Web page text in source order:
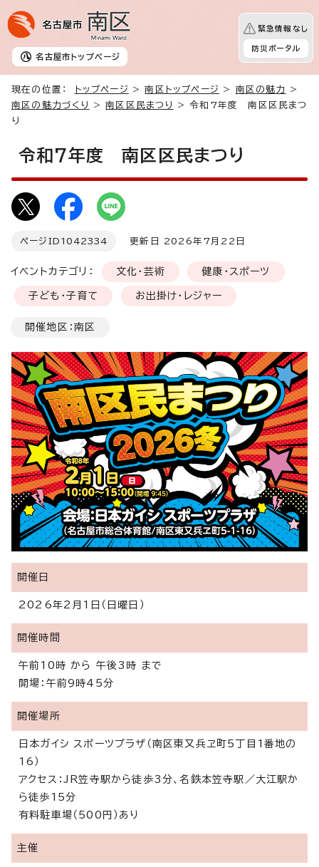
名古屋市 トップページ
緊急情報なし
防災ポータル
現在の位置： トップページ >南区トップページ > 南区の魅力
>
南区の魅力づくり
>南区区民まつり
> 令和7年度 南区区民まつ
り
令和7年度 南区区民まつり
ページID 1042334 更新日 2026年7月22日
イベントカテゴリ： 文化・芸術 健康・スポーツ
子ども・子育て お出掛け・レジャー
開催地区：南区
開催日
2026年2月1日（日曜日）
開催時間
午前10時 から 午後3時 まで
開場：午前9時45分
開催場所
日本ガイシ スポーツプラザ（南区東又兵ヱ町5丁目1番地の
16）
アクセス：JR笠寺駅から徒歩3分、名鉄本笠寺駅／大江駅か
ら徒歩15分
有料駐車場（500円）あり
主催